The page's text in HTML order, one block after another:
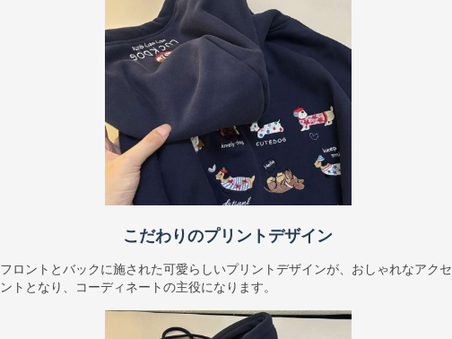
こだわりのプリントデザイン
フロントとバックに施された可愛らしいプリントデザインが、おしゃれなアクセ
ントとなり、コーディネートの主役になります。